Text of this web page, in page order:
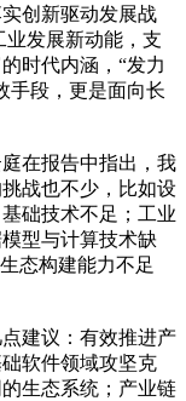
创新驱动发展战
业发展新动能，支
时代内涵，“发力
手段，更是面向长
在报告中指出，我
战也不少，比如设
础技术不足；工业
型与计算技术缺
态构建能力不足
建议：有效推进产
软件领域攻坚克
生态系统；产业链